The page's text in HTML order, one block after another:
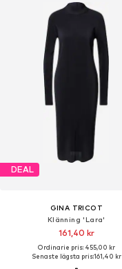
DEAL
GINA TRICOT
Klänning 'Lara'
161,40 kr
Ordinarie pris: 455,00 kr
Senaste lägsta pris:161,40 kr